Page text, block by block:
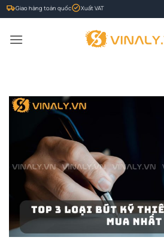
Bỏ
qua
nội
Giao hàng toàn quốc Xuất VAT